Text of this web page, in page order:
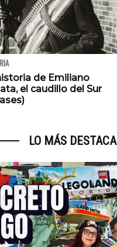
de Emiliano
el caudillo del Sur
LO MÁS